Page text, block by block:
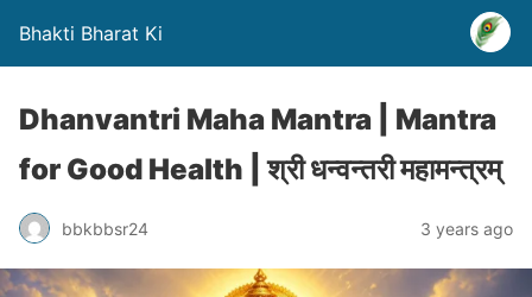
Bhakti Bharat Ki
Dhanvantri Maha Mantra | Mantra
for Good Health | श्री धन्वन्तरी महामन्त्रम्
bbkbbsr24 3 years ago